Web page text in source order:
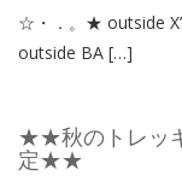
☆・．。★ outside
outside BA […]
★★秋のトレッキ
定★★